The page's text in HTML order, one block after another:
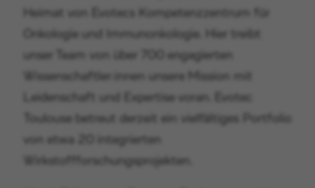
Heimat von Evotecs Kompetenzzentrum für
Onkologie und Immunonkologie. Hier treibt
unser Team von über 700 engagierten
Wissenschaftler:innen unsere Mission mit
Leidenschaft und Expertise voran. Evotec
Toulouse betreut derzeit ein vielfältiges Portfolio
von etwa 20 integrierten
Wirkstoffforschungsprojekten.